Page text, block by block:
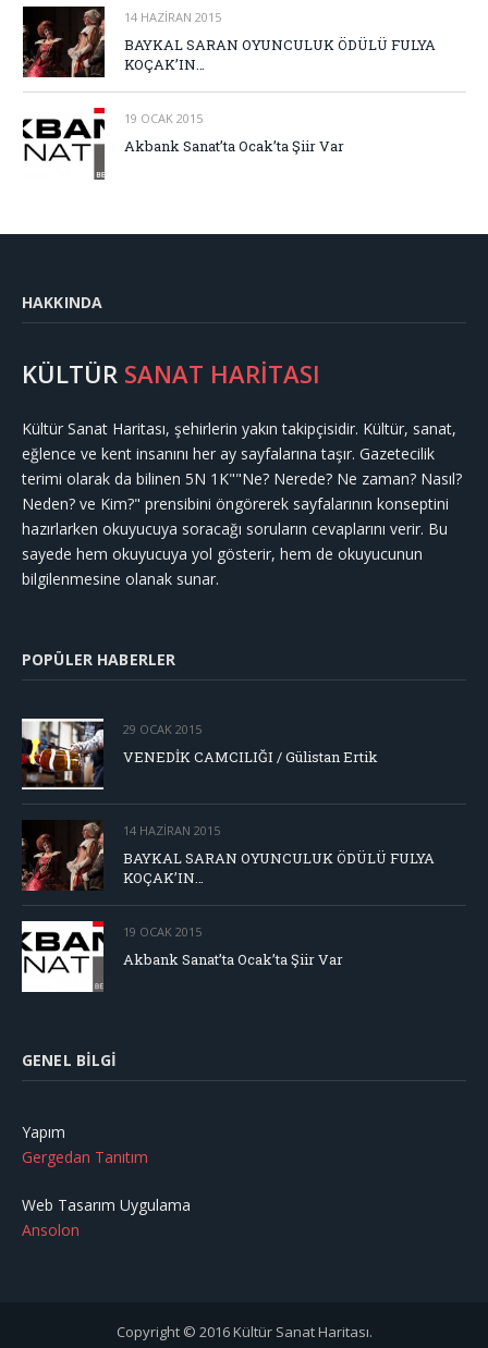
14 HAZIRAN 2015
BAYKAL SARAN OYUNCULUK ÖDÜLÜ FULYA
KOÇAK’IN…
19 OCAK 2015
Akbank Sanat’ta Ocak’ta Şiir Var
HAKKINDA
KÜLTÜR SANAT HARİTASI
Kültür Sanat Haritası, şehirlerin yakın takipçisidir. Kültür, sanat,
eğlence ve kent insanını her ay sayfalarına taşır. Gazetecilik
terimi olarak da bilinen 5N 1K""Ne? Nerede? Ne zaman? Nasıl?
Neden? ve Kim?" prensibini öngörerek sayfalarının konseptini
hazırlarken okuyucuya soracağı soruların cevaplarını verir. Bu
sayede hem okuyucuya yol gösterir, hem de okuyucunun
bilgilenmesine olanak sunar.
POPÜLER HABERLER
29 OCAK 2015
VENEDİK CAMCILIĞI / Gülistan Ertik
14 HAZIRAN 2015
BAYKAL SARAN OYUNCULUK ÖDÜLÜ FULYA
KOÇAK’IN…
19 OCAK 2015
Akbank Sanat’ta Ocak’ta Şiir Var
GENEL BILGI
Yapım
Gergedan Tanıtım
Web Tasarım Uygulama
Ansolon
Copyright © 2016 Kültür Sanat Haritası.